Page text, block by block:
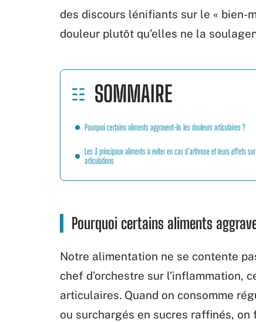
des discours lénifiants sur le « bien-
douleur plutôt qu’elles ne la
SOMMAIRE
Pourquoi certains aliments aggravent-ils les douleurs articulaires ?
Les 3 principaux aliments à éviter en cas d’arthrose et leurs effets
articulations
Pourquoi certains aliments
Notre alimentation ne se contente
chef d’orchestre sur l’inflammation,
articulaires. Quand on consomme
ou surchargés en sucres raffinés,